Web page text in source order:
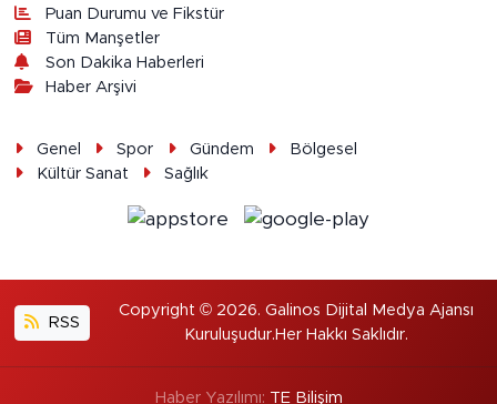
Puan Durumu ve Fikstür
Tüm Manşetler
Son Dakika Haberleri
Haber Arşivi
Genel Spor Gündem
Bölgesel
Kültür Sanat
Sağlık
RSS
Copyright © 2026. Galinos Dijital Medya Ajansı
Kuruluşudur.Her Hakkı Saklıdır.
Haber Yazılımı: TE Bilişim